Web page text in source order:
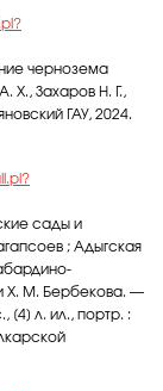
чернозема
Х., Захаров Н. Г.,
ГАУ, 2024.
сады и
; Адыгская
Х. М. Бербекова. —
[4] л. ил., портр. :